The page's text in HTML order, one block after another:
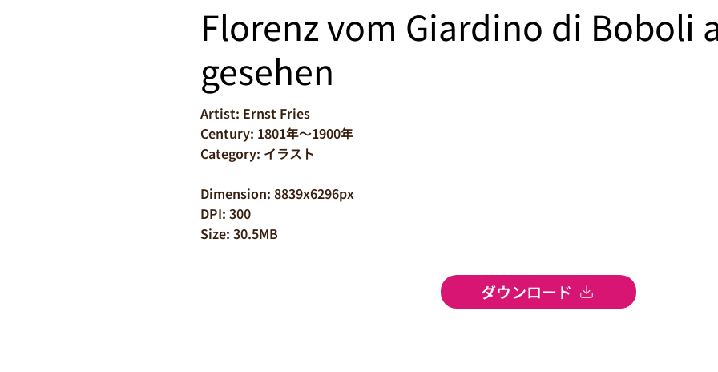
Florenz vom Giardino di Boboli
gesehen
Artist: Ernst Fries
Century: 1801年～1900年
Category: イラスト
Dimension: 8839x6296px
DPI: 300
Size: 30.5MB
ダウンロード